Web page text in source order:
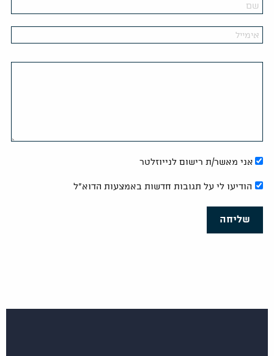
אני מאשר/ת רישום לנייוזלטר
הודיעו לי על תגובות חדשות באמצעות הדוא"ל
שליחה